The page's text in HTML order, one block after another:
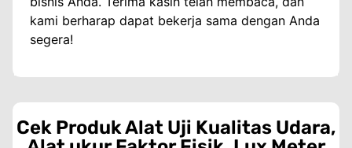
kami berharap dapat bekerja sama dengan Anda
segera! ️
Cek ProdukAlat Uji Kualitas Udara,